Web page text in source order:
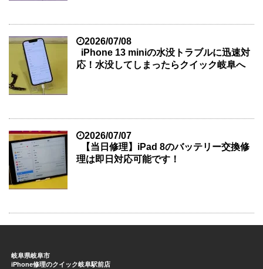
2026/07/08
iPhone 13 miniの水没トラブルに迅速対
応！水没してしまったらクイック岐阜へ
2026/07/07
【当日修理】iPad 8のバッテリー交換修
理は即日対応可能です！
岐阜県岐阜市
iPhone修理のクイック岐阜駅前店